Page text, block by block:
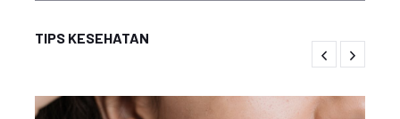
TIPS KESEHATAN